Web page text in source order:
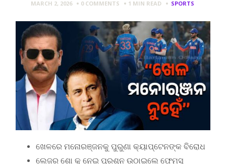
MARCH 2, 2026 0 COMMENTS 1 MIN READ SPORTS
ଖେଳରେ ମନୋରଞ୍ଜନକୁ ପୁରୁଣା କ୍ୟାପ୍ଟେନଙ୍କ ବିରୋଧ
ଲେଜର ଶୋ କୁ ନେଇ ପ୍ରଶ୍ନ ଉଠାଇଲେ ଫେମସ୍